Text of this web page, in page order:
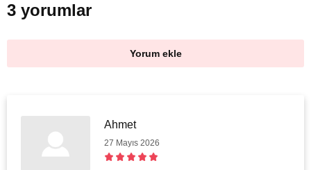
3 yorumlar
Yorum ekle
Ahmet
27 Mayıs 2026